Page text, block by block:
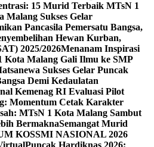
15 Murid Terbaik MTsN 1
Malang Sukses Gelar
Pancasila Pemersatu Bangsa,
Hewan Kurban,
2025/2026Menanam Inspirasi
Kota Malang Gali Ilmu ke SMP
Sukses Gelar Puncak
Demi Kedaulatan
Kemenag RI Evaluasi Pilot
Momentum Cetak Karakter
MTsN 1 Kota Malang Sambut
BermaknaSemangat Murid
KOSSMI NASIONAL 2026
Puncak Hardiknas 2026: